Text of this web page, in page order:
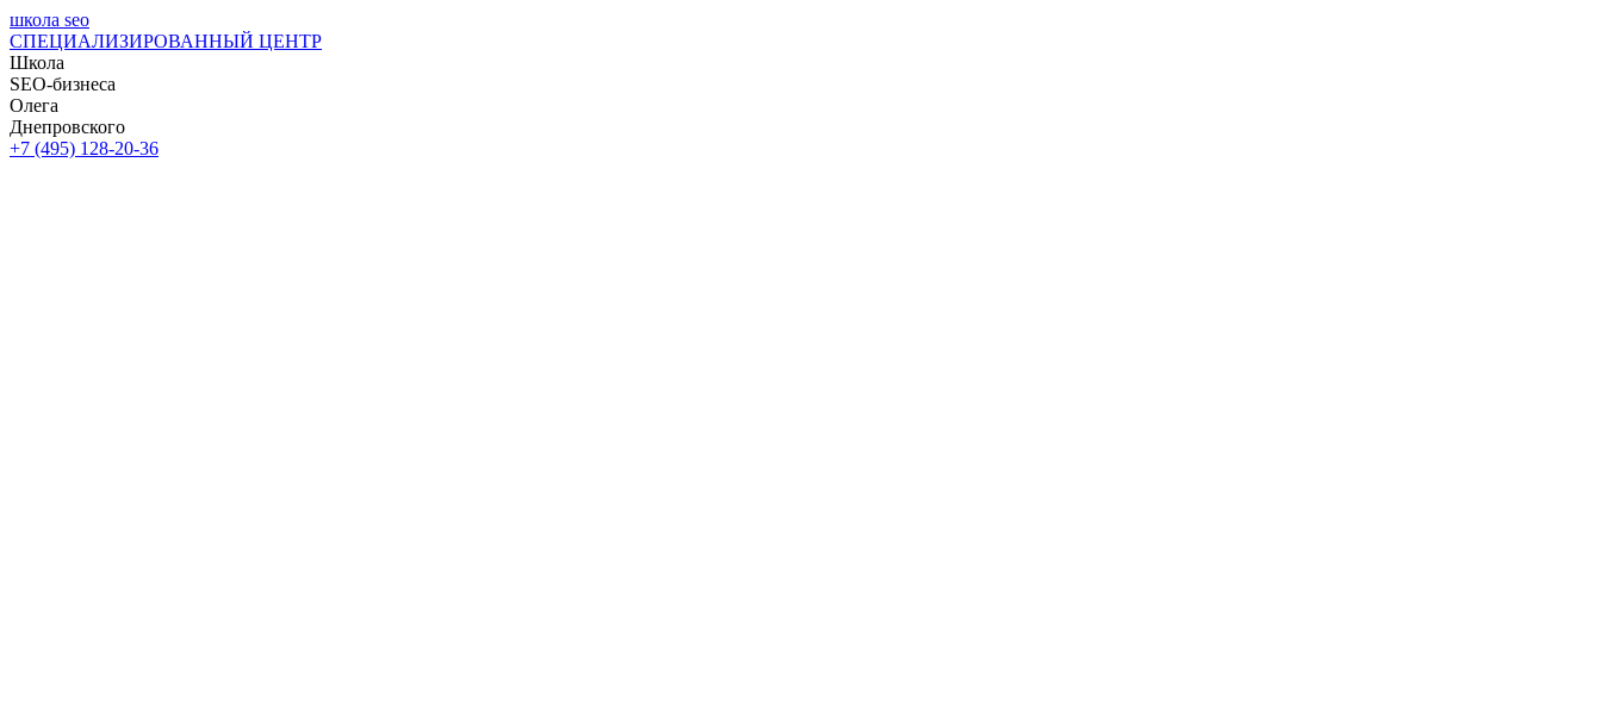
школа seo
СПЕЦИАЛИЗИРОВАННЫЙ ЦЕНТР
Школа
SEO-бизнеса
Олега
Днепровского
+7 (495) 128-20-36